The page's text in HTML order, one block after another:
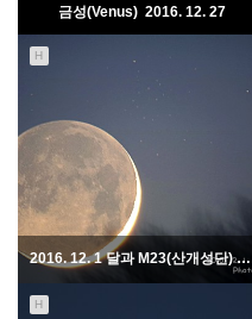
12790
본회|김지훈
금성(Venus) 2016. 12. 27
H
2016. 12. 1 달과 M23(산개성단) 랑데뷰
H